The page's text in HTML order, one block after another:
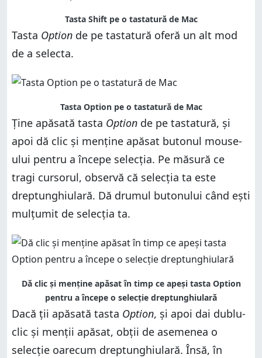
Tasta Shift pe o tastatură de Mac
Tasta Option de pe tastatură oferă un alt mod
de a selecta.
Tasta Option pe o tastatură de Mac
Ține apăsată tasta Option de pe tastatură, și
apoi dă clic și menține apăsat butonul mouse-
ului pentru a începe selecția. Pe măsură ce
tragi cursorul, observă că selecția ta este
dreptunghiulară. Dă drumul butonului când ești
mulțumit de selecția ta.
Dă clic și menține apăsat în timp ce apeși tasta Option
pentru a începe o selecție dreptunghiulară
Dacă ții apăsată tasta Option, și apoi dai dublu-
clic și menții apăsat, obții de asemenea o
selecție oarecum dreptunghiulară. Însă, în